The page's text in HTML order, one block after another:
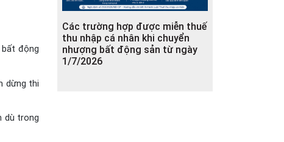
bất động
dừng thi
dù trong
Các trường hợp được miễn thuế
thu nhập cá nhân khi chuyển
nhượng bất động sản từ ngày
1/7/2026